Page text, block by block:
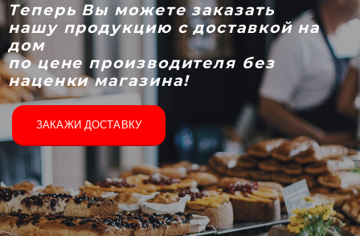
Теперь Вы можете заказать
нашу продукцию с доставкой на
дом
по цене производителя без
наценки магазина!
ЗАКАЖИ ДОСТАВКУ